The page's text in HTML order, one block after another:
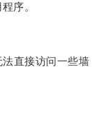
序。
直接访问一些墙